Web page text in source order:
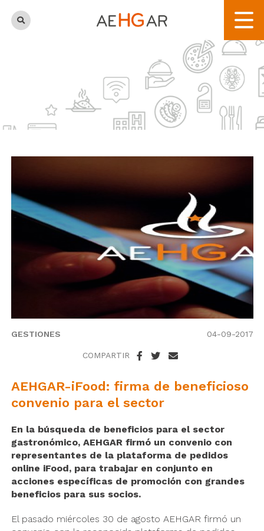
GESTIONES 04-09-2017
COMPARTIR
AEHGAR-iFood: firma de beneficioso
convenio para el sector
En la búsqueda de beneficios para el sector
gastronómico, AEHGAR firmó un convenio con
representantes de la plataforma de pedidos
online iFood, para trabajar en conjunto en
acciones específicas de promoción con grandes
beneficios para sus socios.
El pasado miércoles 30 de agosto AEHGAR firmó un